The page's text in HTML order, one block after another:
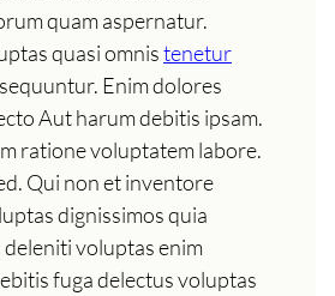
quam aspernatur.
quasi omnistenetur
Enim dolores
Aut harum debitis ipsam.
ratione voluptatem labore.
Qui non et inventore
dignissimos quia
deleniti voluptas enim
fuga delectus voluptas